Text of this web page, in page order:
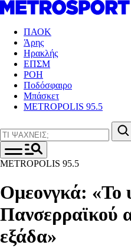
ΠΑΟΚ
Άρης
Ηρακλής
ΕΠΣΜ
ΡΟΗ
Ποδόσφαιρο
Μπάσκετ
METROPOLIS 95.5
METROPOLIS 95.5
Ομεονγκά : «Το
Πανσερραϊκού
εξάδα»